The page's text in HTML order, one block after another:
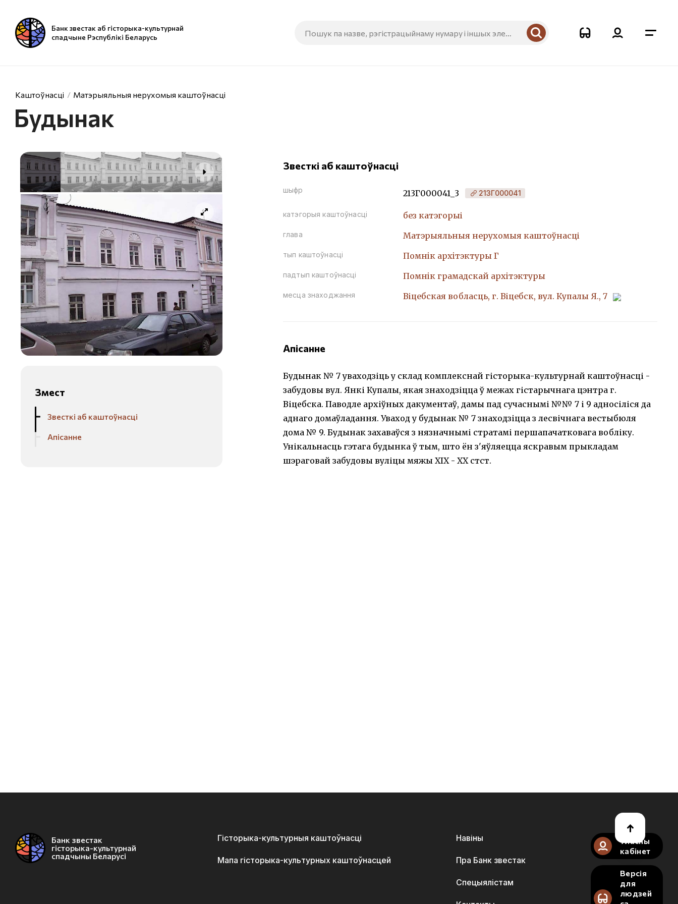
Банк звестак аб гісторыка-культурнай
спадчыне Рэспублікі Беларусь
Каштоўнасці Матэрыяльныя нерухомыя каштоўнасці
Будынак
Змест
Звесткі аб каштоўнасці
Апісанне
Звесткі аб каштоўнасці
шыфр 213Г000041_3 213Г000041
катэгорыя каштоўнасці без катэгорыі
глава Матэрыяльныя нерухомыя каштоўнасці
тып каштоўнасці Помнiк архiтэктуры Г
падтып каштоўнасці Помнiк грамадскай архiтэктуры
месца знаходжання Віцебская вобласць, г. Віцебск, вул. Купалы Я., 7
Апісанне
Будынак № 7 уваходзіць у склад комплекснай гісторыка-культурнай каштоўнасці -
забудовы вул. Янкі Купалы, якая знаходзіцца ў межах гістарычнага цэнтра г.
Віцебска. Паводле архіўных дакументаў, дамы пад сучаснымі №№ 7 і 9 адносіліся да
аднаго домаўладання. Уваход у будынак № 7 знаходзіцца з лесвічнага вестыбюля
дома № 9. Будынак захаваўся з нязначнымі стратамі першапачатковага вобліку.
Унікальнасць гэтага будынка ў тым, што ён з'яўляецца яскравым прыкладам
шэраговай забудовы вуліцы мяжы XIX - ХХ стст.
Банк звестак
гісторыка-культурнай
спадчыны Беларусі
Гісторыка-культурныя каштоўнасці
Мапа гісторыка-культурных каштоўнасцей
Навіны
Пра Банк звестак
Спецыялістам
Уласны
кабінет
Версія
для
людзей